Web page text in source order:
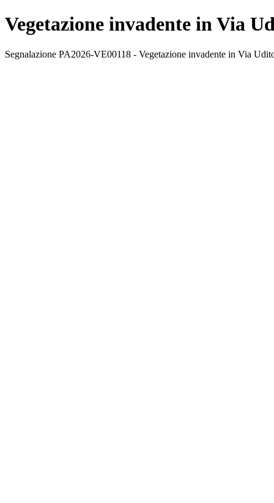
Vegetazione invadente in Via
Segnalazione PA2026-VE00118 - Vegetazione invadente in Via